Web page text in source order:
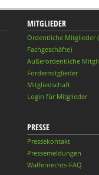
MITGLIEDER
Ordentliche Mitglieder
Fachgeschäfte)
Außerordentliche
Fördermitglieder
Mitgliedschaft
Login für Mitglieder
PRESSE
Pressekontakt
Pressemeldungen
Waffenrechts-FAQ